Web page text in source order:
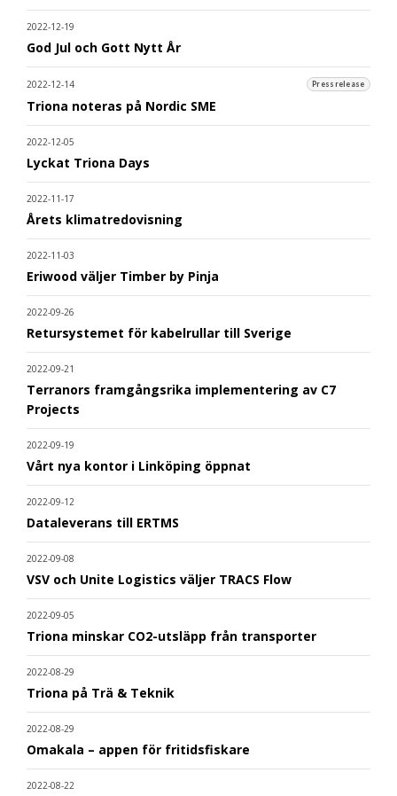
2022-12-19
God Jul och Gott Nytt År
2022-12-14 Pressrelease
Triona noteras på Nordic SME
2022-12-05
Lyckat Triona Days
2022-11-17
Årets klimatredovisning
2022-11-03
Eriwood väljer Timber by Pinja
2022-09-26
Retursystemet för kabelrullar till Sverige
2022-09-21
Terranors framgångsrika implementering av C7
Projects
2022-09-19
Vårt nya kontor i Linköping öppnat
2022-09-12
Dataleverans till ERTMS
2022-09-08
VSV och Unite Logistics väljer TRACS Flow
2022-09-05
Triona minskar CO2-utsläpp från transporter
2022-08-29
Triona på Trä & Teknik
2022-08-29
Omakala – appen för fritidsfiskare
2022-08-22